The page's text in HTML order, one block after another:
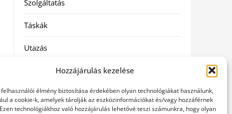
Hozzájárulás kezelése
élmény biztosítása érdekében olyan technológiákat használunk,
a cookie-k, amelyek tárolják az eszközinformációkat és/vagy hozzáférnek
technológiákhoz való hozzájárulás lehetővé teszi számunkra, hogy olyan
Szolgáltatás
Táskák
Utazás
Webáruházak